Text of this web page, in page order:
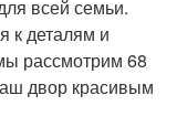
всей семьи.
к деталям и
рассмотрим 68
двор красивым